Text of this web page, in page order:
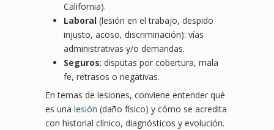
California).
Laboral (lesión en el trabajo, despido
injusto, acoso, discriminación): vías
administrativas y/o demandas.
Seguros: disputas por cobertura, mala
fe, retrasos o negativas.
En temas de lesiones, conviene entender qué
es una lesión (daño físico) y cómo se acredita
con historial clínico, diagnósticos y evolución.